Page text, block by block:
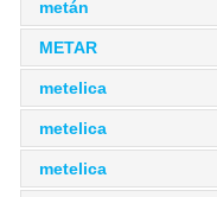
metán
METAR
metelica
metelica
metelica